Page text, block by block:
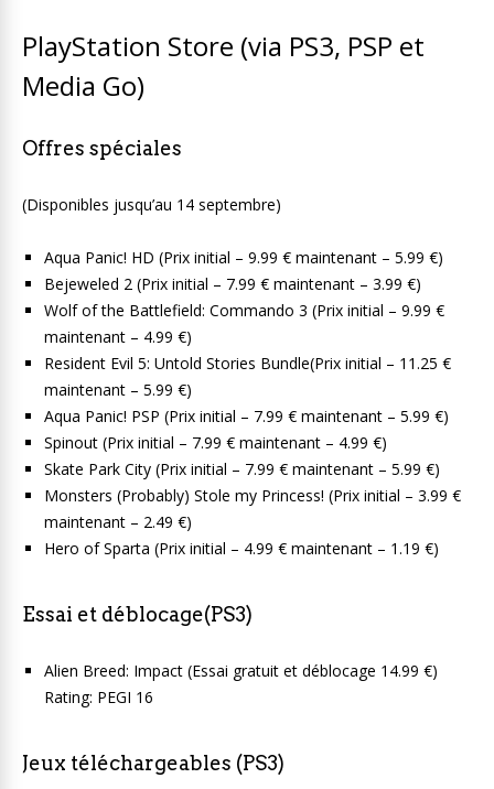
PlayStation Store (via PS3, PSP et
Media Go)
Offres spéciales
(Disponibles jusqu’au 14 septembre)
Aqua Panic! HD (Prix initial – 9.99 € maintenant – 5.99 €)
Bejeweled 2 (Prix initial – 7.99 € maintenant – 3.99 €)
Wolf of the Battlefield: Commando 3 (Prix initial – 9.99 €
maintenant – 4.99 €)
Resident Evil 5: Untold Stories Bundle(Prix initial – 11.25 €
maintenant – 5.99 €)
Aqua Panic! PSP (Prix initial – 7.99 € maintenant – 5.99 €)
Spinout (Prix initial – 7.99 € maintenant – 4.99 €)
Skate Park City (Prix initial – 7.99 € maintenant – 5.99 €)
Monsters (Probably) Stole my Princess! (Prix initial – 3.99 €
maintenant – 2.49 €)
Hero of Sparta (Prix initial – 4.99 € maintenant – 1.19 €)
Essai et déblocage(PS3)
Alien Breed: Impact (Essai gratuit et déblocage 14.99 €)
Rating: PEGI 16
Jeux téléchargeables (PS3)